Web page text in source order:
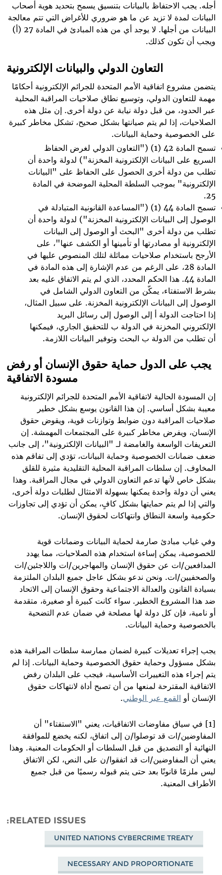
أجله. يجب الاحتفاظ بالبيانات بتنسيق يسمح بتحديد هوية أصحاب
البيانات لمدة لا تزيد عن ما هو ضروري للأغراض التي تتم معالجة
البيانات من أجلها. لا يوجد أي من هذه المبادئ في المادة 27 (أ)
ويجب أن تكون كذلك.
التعاون الدولي والبيانات الإلكترونية
يتضمن مشروع اتفاقية الأمم المتحدة للجرائم الإلكترونية أحكامًا
مهمة للتعاون الدولي، وتوسيع نطاق صلاحيات المراقبة المحلية
عبر الحدود، من قبل دولة نيابة عن دولة أخرى. إن مثل هذه
الصلاحيات، إذا لم يتم صيانتها بشكل صحيح، تشكل مخاطر كبيرة
على الخصوصية وحماية البيانات.
تسمح المادة 42 (1) ("التعاون الدولي لغرض الحفاظ
السريع على البيانات الإلكترونية المخزنة") لدولة واحدة أن
تطلب من دولة أخرى الحصول على الحفاظ على "البيانات
الإلكترونية" بموجب السلطة المحلية الموضحة في المادة
25.
تسمح المادة 44 (1) ("المساعدة القانونية المتبادلة في
الوصول إلى البيانات الإلكترونية المخزنة") لدولة واحدة أن
تطلب من دولة أخرى "البحث أو الوصول إلى البيانات
الإلكترونية أو مصادرتها أو تأمينها أو الكشف عنها"، على
الأرجح باستخدام صلاحيات مماثلة لتلك المنصوص عليها في
المادة 28، على الرغم من عدم الإشارة إلى هذه المادة في
المادة 44. هذا الحكم المحدد، الذي لم يتم الاتفاق عليه بعد
بشرط الاستفتاء، يمكّن من التعاون الدولي الشامل في
الوصول إلى البيانات الإلكترونية المخزنة. على سبيل المثال،
إذا احتاجت الدولة أ إلى الوصول إلى رسائل البريد
الإلكتروني المخزنة في الدولة ب للتحقيق الجاري، فيمكنها
أن تطلب من الدولة ب البحث وتوفير البيانات اللازمة.
يجب على الدول حماية حقوق الإنسان أو رفض
مسودة الاتفاقية
إن المسودة الحالية لاتفاقية الأمم المتحدة للجرائم الإلكترونية
معيبة بشكل أساسي. إن هذا القانون يوسع بشكل خطير
صلاحيات المراقبة دون ضوابط وتوازنات قوية، ويقوض حقوق
الإنسان، ويفرض مخاطر كبيرة على المجتمعات المهمشة. إن
التعريفات الواسعة والغامضة لـ "البيانات الإلكترونية"، إلى جانب
ضعف ضمانات الخصوصية وحماية البيانات، تؤدي إلى تفاقم هذه
المخاوف. إن سلطات المراقبة المحلية التقليدية مثيرة للقلق
بشكل خاص لأنها تدعم التعاون الدولي في مجال المراقبة. وهذا
يعني أن دولة واحدة يمكنها بسهولة الامتثال لطلبات دولة أخرى،
والتي إذا لم يتم حمايتها بشكل كافٍ، يمكن أن تؤدي إلى تجاوزات
حكومية واسعة النطاق وانتهاكات لحقوق الإنسان.
وفي غياب مبادئ صارمة لحماية البيانات وضمانات قوية
للخصوصية، يمكن إساءة استخدام هذه الصلاحيات، مما يهدد
المدافعين/ات عن حقوق الإنسان والمهاجرين/ات واللاجئين/ات
والصحفيين/ات. ونحن ندعو بشكل عاجل جميع البلدان الملتزمة
بسيادة القانون والعدالة الاجتماعية وحقوق الإنسان إلى الاتحاد
ضد هذا المشروع الخطير. سواء كانت كبيرة أو صغيرة، متقدمة
أو نامية، فإن كل دولة لها مصلحة في ضمان عدم التضحية
بالخصوصية وحماية البيانات.
يجب إجراء تعديلات كبيرة لضمان ممارسة سلطات المراقبة هذه
بشكل مسؤول وحماية حقوق الخصوصية وحماية البيانات. إذا لم
يتم إجراء هذه التغييرات الأساسية، فيجب على البلدان رفض
الاتفاقية المقترحة لمنعها من أن تصبح أداة لانتهاكات حقوق
الإنسان أو القمع عبر الوطني.
[1] في سياق مفاوضات الاتفاقيات، يعني "الاستفتاء" أن
المفاوضين/ات قد توصلوا/ن إلى اتفاق، لكنه يخضع للموافقة
النهائية أو التصديق من قبل السلطات أو الحكومات المعنية. وهذا
يعني أن المفاوضين/ات قد اتفقوا/ن على النص، لكن الاتفاق
ليس ملزمًا قانونًا بعد حتى يتم قبوله رسميًا من قبل جميع
الأطراف المعنية.
RELATED ISSUES
UNITED NATIONS CYBERCRIME TREATY
NECESSARY AND PROPORTIONATE